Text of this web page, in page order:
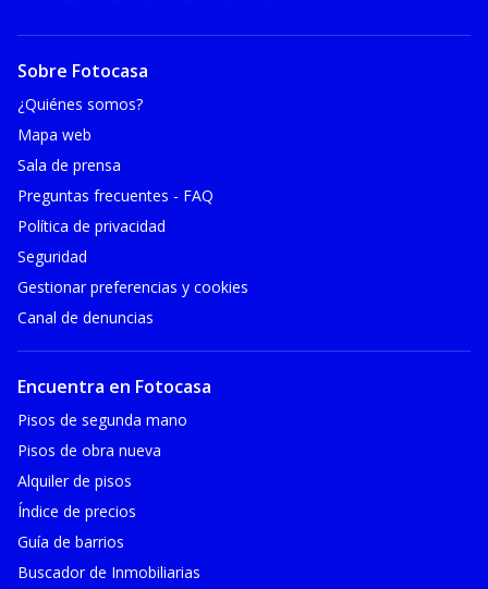
Sobre Fotocasa
¿Quiénes somos?
Mapa web
Sala de prensa
Preguntas frecuentes - FAQ
Política de privacidad
Seguridad
Gestionar preferencias y cookies
Canal de denuncias
Encuentra en Fotocasa
Pisos de segunda mano
Pisos de obra nueva
Alquiler de pisos
Índice de precios
Guía de barrios
Buscador de Inmobiliarias